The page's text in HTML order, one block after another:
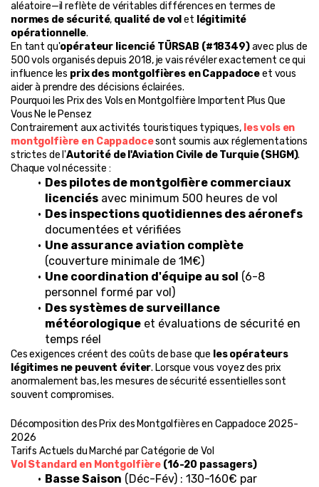
normes de sécurité, qualité de vol et légitimité
opérationnelle.
En tant qu'opérateur licencié TÜRSAB (#18349) avec plus de
500 vols organisés depuis 2018, je vais révéler exactement ce qui
influence les prix des montgolfières en Cappadoce et vous
aider à prendre des décisions éclairées.
Pourquoi les Prix des Vols en Montgolfière Importent Plus Que
Vous Ne le Pensez
Contrairement aux activités touristiques typiques, les vols en
montgolfière en Cappadoce sont soumis aux réglementations
strictes de l'Autorité de l'Aviation Civile de Turquie (SHGM).
Chaque vol nécessite :
Des pilotes de montgolfière commerciaux
licenciés avec minimum 500 heures de vol
Des inspections quotidiennes des aéronefs
documentées et vérifiées
Une assurance aviation complète
(couverture minimale de 1M€)
Une coordination d'équipe au sol (6-8
personnel formé par vol)
Des systèmes de surveillance
météorologique et évaluations de sécurité en
temps réel
Ces exigences créent des coûts de base que les opérateurs
légitimes ne peuvent éviter. Lorsque vous voyez des prix
anormalement bas, les mesures de sécurité essentielles sont
souvent compromises.
Décomposition des Prix des Montgolfières en Cappadoce 2025-
2026
Tarifs Actuels du Marché par Catégorie de Vol
Vol Standard en Montgolfière (16-20 passagers)
Basse Saison (Déc-Fév) : 130-160€ par